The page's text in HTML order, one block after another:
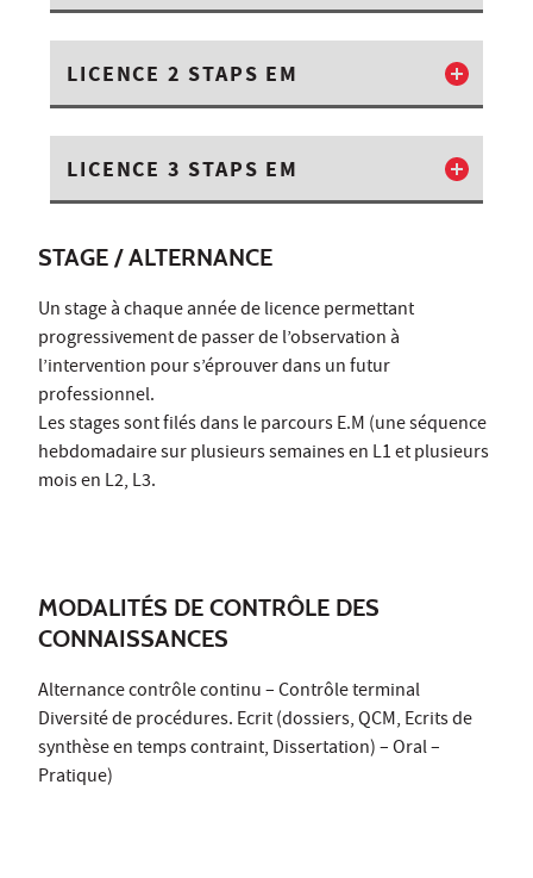
LICENCE 2 STAPS EM
LICENCE 3 STAPS EM
STAGE / ALTERNANCE
Un stage à chaque année de licence permettant
progressivement de passer de l’observation à
l’intervention pour s’éprouver dans un futur
professionnel.
Les stages sont filés dans le parcours E.M (une séquence
hebdomadaire sur plusieurs semaines en L1 et plusieurs
mois en L2, L3.
MODALITÉS DE CONTRÔLE DES
CONNAISSANCES
Alternance contrôle continu – Contrôle terminal
Diversité de procédures. Ecrit (dossiers, QCM, Ecrits de
synthèse en temps contraint, Dissertation) – Oral –
Pratique)